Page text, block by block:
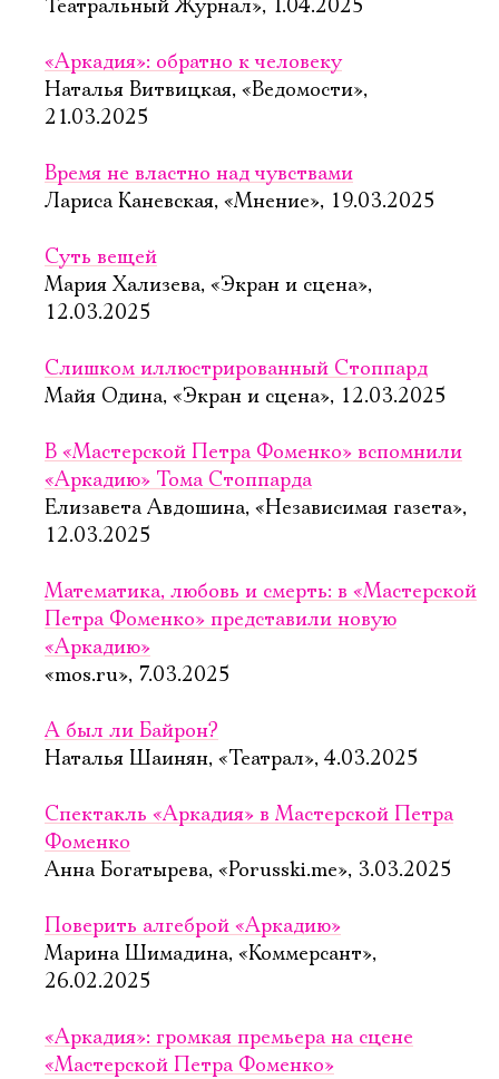
Театральный Журнал», 1.04.2025
«Аркадия»: обратно к человеку
Наталья Витвицкая, «Ведомости»,
21.03.2025
Время не властно над чувствами
Лариса Каневская, «Мнение», 19.03.2025
Суть вещей
Мария Хализева, «Экран и сцена»,
12.03.2025
Слишком иллюстрированный Стоппард
Майя Одина, «Экран и сцена», 12.03.2025
В «Мастерской Петра Фоменко» вспомнили
«Аркадию» Тома Стоппарда
Елизавета Авдошина, «Независимая газета»,
12.03.2025
Математика, любовь и смерть: в «Мастерской
Петра Фоменко» представили новую
«Аркадию»
«mos.ru», 7.03.2025
А был ли Байрон?
Наталья Шаинян, «Театрал», 4.03.2025
Спектакль «Аркадия» в Мастерской Петра
Фоменко
Анна Богатырева, «Porusski.me», 3.03.2025
Поверить алгеброй «Аркадию»
Марина Шимадина, «Коммерсант»,
26.02.2025
«Аркадия»: громкая премьера на сцене
«Мастерской Петра Фоменко»